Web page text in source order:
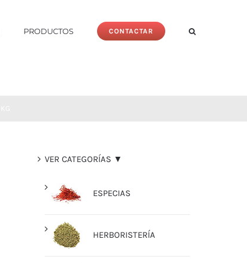
PRODUCTOS CONTACTAR
VER CATEGORÍAS ▼
ESPECIAS
HERBORISTERÍA